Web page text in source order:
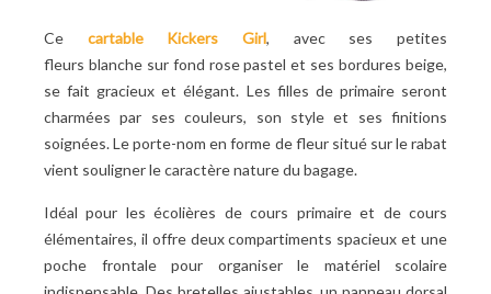
Ce cartable Kickers Girl, avec ses petites
fleurs blanche sur fond rose pastel et ses bordures beige,
se fait gracieux et élégant. Les filles de primaire seront
charmées par ses couleurs, son style et ses finitions
soignées.Le porte-nom en forme de fleur situé sur le rabat
vient souligner le caractère nature du bagage.
Idéal pour les écolières de cours primaire et de cours
élémentaires, il offre deux compartiments spacieux et une
poche frontale pour organiser le matériel scolaire